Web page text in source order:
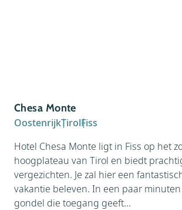
Chesa Monte
OostenrijkTirolFiss
Hotel Chesa Monte ligt in Fiss op het
hoogplateau van Tirol en biedt
vergezichten. Je zal hier een
vakantie beleven. In een paar
gondel die toegang geeft...